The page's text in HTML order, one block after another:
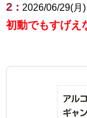
2 : 2026/06/29(月
初動でもすげえ